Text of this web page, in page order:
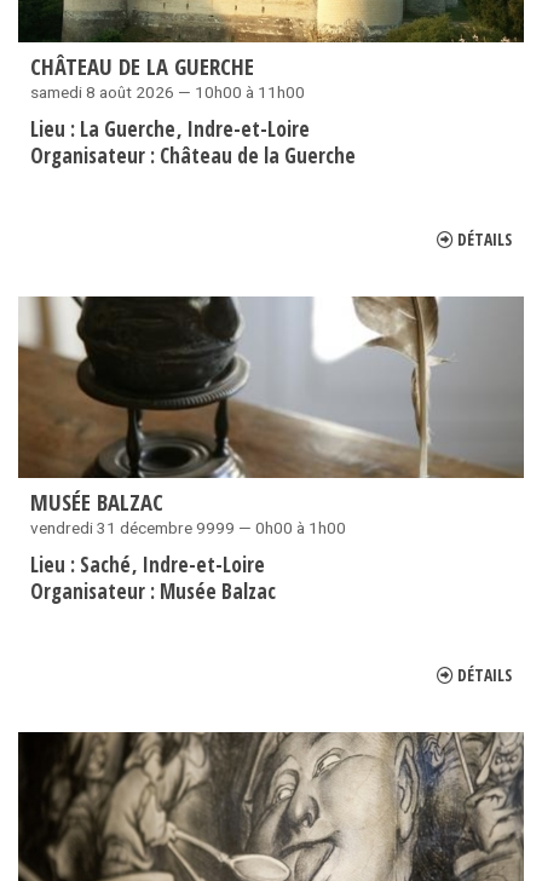
CHÂTEAU DE LA GUERCHE
samedi 8 août 2026 — 10h00 à 11h00
Lieu : La Guerche Indre-et-Loire
Organisateur : Château de la Guerche
DÉTAILS
MUSÉE BALZAC
vendredi 31 décembre 9999 — 0h00 à 1h00
Lieu : Saché Indre-et-Loire
Organisateur : Musée Balzac
DÉTAILS